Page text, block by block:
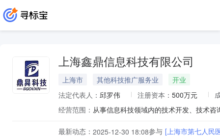
上海鑫鼎信息科技有限公司
上海市 其他科技推广服务业
开业
法定代表人： 邱罗伟 注册资本： 500万元
经营范围：
最新动态： 2025-12-30 18:08参与 [上海市第七人民